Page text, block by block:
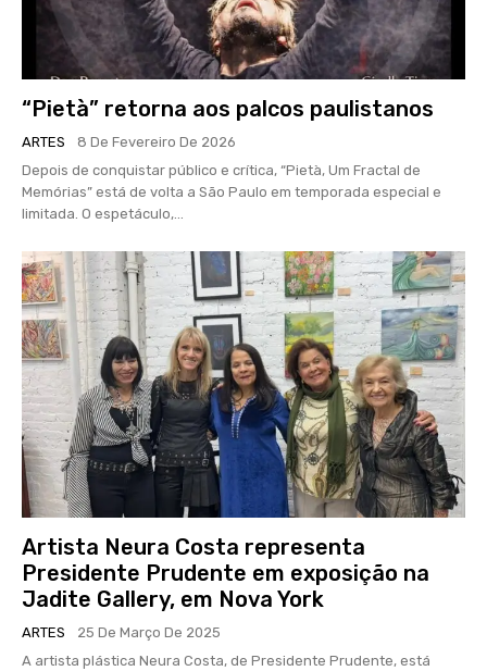
“Pietà” retorna aos palcos paulistanos
ARTES
8 De Fevereiro De 2026
Depois de conquistar público e crítica, “Pietà, Um Fractal de
Memórias” está de volta a São Paulo em temporada especial e
limitada. O espetáculo,...
Artista Neura Costa representa
Presidente Prudente em exposição na
Jadite Gallery, em Nova York
ARTES
25 De Março De 2025
A artista plástica Neura Costa, de Presidente Prudente, está